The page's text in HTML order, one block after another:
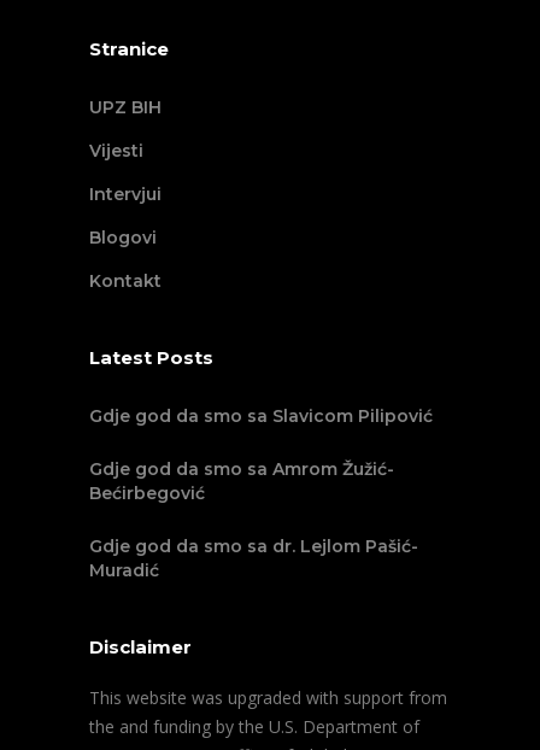
Stranice
UPZ BIH
Vijesti
Intervjui
Blogovi
Kontakt
Latest Posts
Gdje god da smo sa Slavicom Pilipović
Gdje god da smo sa Amrom Žužić-
Bećirbegović
Gdje god da smo sa dr. Lejlom Pašić-
Muradić
Disclaimer
This website was upgraded with support from
the and funding by the U.S. Department of